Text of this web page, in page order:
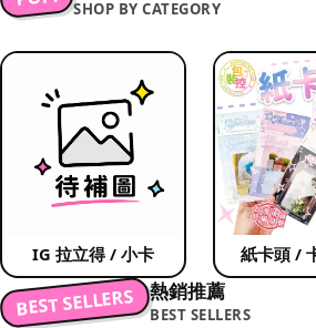
SHOP BY CATEGORY
IG 拉立得 / 小卡 紙卡頭 /
BEST SELLERS 熱銷推薦
BEST SELLERS